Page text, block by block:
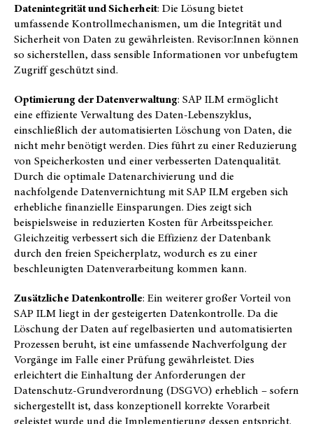
Datenintegrität und Sicherheit: Die Lösung bietet
umfassende Kontrollmechanismen, um die Integrität und
Sicherheit von Daten zu gewährleisten. Revisor:Innen können
so sicherstellen, dass sensible Informationen vor unbefugtem
Zugriff geschützt sind.
Optimierung der Datenverwaltung: SAP ILM ermöglicht
eine effiziente Verwaltung des Daten-Lebenszyklus,
einschließlich der automatisierten Löschung von Daten, die
nicht mehr benötigt werden. Dies führt zu einer Reduzierung
von Speicherkosten und einer verbesserten Datenqualität.
Durch die optimale Datenarchivierung und die
nachfolgende Datenvernichtung mit SAP ILM ergeben sich
erhebliche finanzielle Einsparungen. Dies zeigt sich
beispielsweise in reduzierten Kosten für Arbeitsspeicher.
Gleichzeitig verbessert sich die Effizienz der Datenbank
durch den freien Speicherplatz, wodurch es zu einer
beschleunigten Datenverarbeitung kommen kann.
Zusätzliche Datenkontrolle: Ein weiterer großer Vorteil von
SAP ILM liegt in der gesteigerten Datenkontrolle. Da die
Löschung der Daten auf regelbasierten und automatisierten
Prozessen beruht, ist eine umfassende Nachverfolgung der
Vorgänge im Falle einer Prüfung gewährleistet. Dies
erleichtert die Einhaltung der Anforderungen der
Datenschutz-Grundverordnung (DSGVO) erheblich – sofern
sichergestellt ist, dass konzeptionell korrekte Vorarbeit